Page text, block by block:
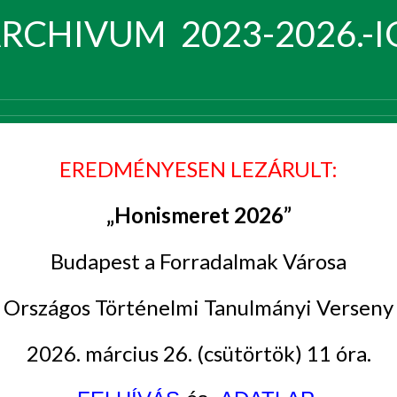
2023-2026.-
EREDMÉNYESEN LEZÁRULT:
„Honismeret 2026”
Budapest a Forradalmak Városa
Országos Történelmi Tanulmányi Verseny
2026. március 26. (csütörtök) 11 óra.